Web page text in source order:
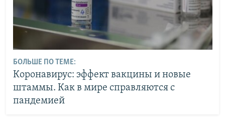
БОЛЬШЕ ПО ТЕМЕ:
Коронавирус: эффект вакцины и новые
штаммы. Как в мире справляются с
пандемией